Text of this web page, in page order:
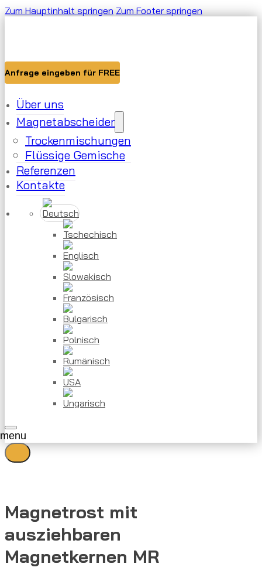
Zum Hauptinhalt springen Zum Footer springen
Anfrage eingeben für FREE
Über uns
Magnetabscheider
Trockenmischungen
Flüssige Gemische
Referenzen
Kontakte
Magnetrost mit
ausziehbaren
Magnetkernen MR